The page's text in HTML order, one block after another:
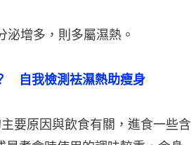
增多，則多屬濕熱。
　自我檢測袪濕熱助瘦身
要原因與飲食有關，進食一些含